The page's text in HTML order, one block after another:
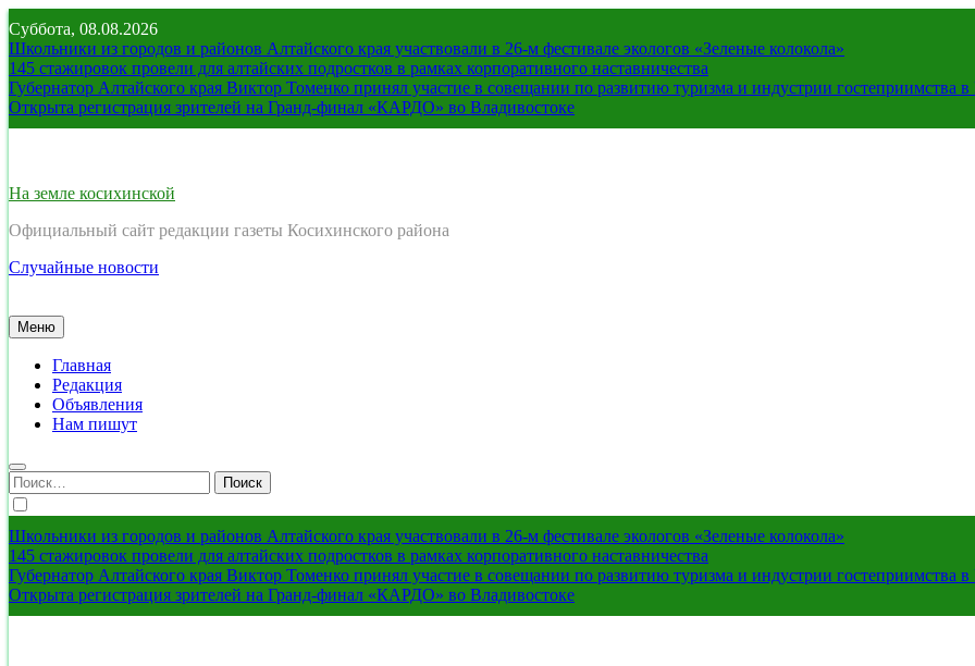
Перейти
к
содержимому
Суббота, 08.08.2026
Школьники из городов и районов Алтайского края участвовали в 26-м фестивале экологов «Зеленые колокола»
145 стажировок провели для алтайских подростков в рамках корпоративного наставничества
Губернатор Алтайского края Виктор Томенко принял участие в совещании по развитию туризма и индустрии гостеприимства
Открыта регистрация зрителей на Гранд-финал «КАРДО» во Владивостоке
На земле косихинской
Официальный сайт редакции газеты Косихинского района
Случайные новости
Меню
Главная
Редакция
Объявления
Нам пишут
Найти:
Школьники из городов и районов Алтайского края участвовали в 26-м фестивале экологов «Зеленые колокола»
145 стажировок провели для алтайских подростков в рамках корпоративного наставничества
Губернатор Алтайского края Виктор Томенко принял участие в совещании по развитию туризма и индустрии гостеприимства
Открыта регистрация зрителей на Гранд-финал «КАРДО» во Владивостоке